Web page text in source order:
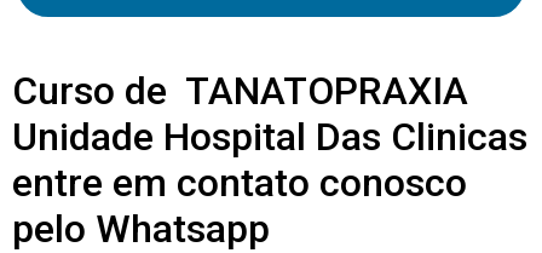
Curso de TANATOPRAXIA
Unidade Hospital Das Clinicas
entre em contato conosco
pelo Whatsapp